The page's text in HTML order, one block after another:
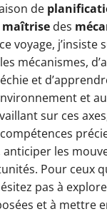
de
maîtrise des
voyage, j’insiste
mécanismes,
et
et
sur ces
anticiper les
Pour ceux
pas à
et à mettre